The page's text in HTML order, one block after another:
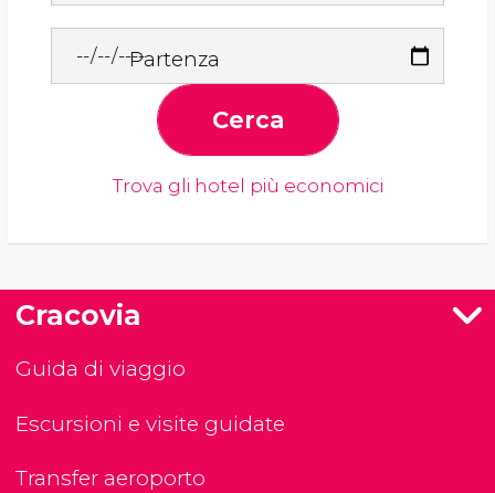
Partenza
Cerca
Trova gli hotel più economici
Cracovia
Guida di viaggio
Escursioni e visite guidate
Transfer aeroporto